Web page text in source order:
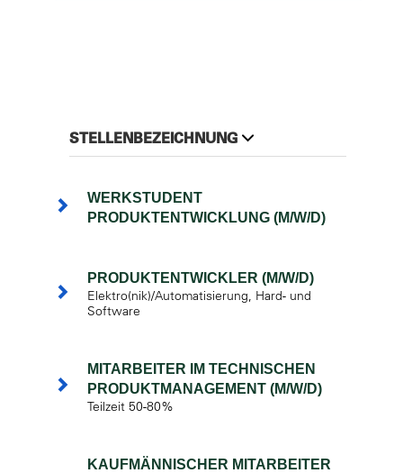
STELLENBEZEICHNUNG
WERKSTUDENT
PRODUKTENTWICKLUNG (M/W/D)
PRODUKTENTWICKLER (M/W/D)
Elektro(nik)/Automatisierung, Hard- und
Software
MITARBEITER IM TECHNISCHEN
PRODUKTMANAGEMENT (M/W/D)
Teilzeit 50-80%
KAUFMÄNNISCHER MITARBEITER